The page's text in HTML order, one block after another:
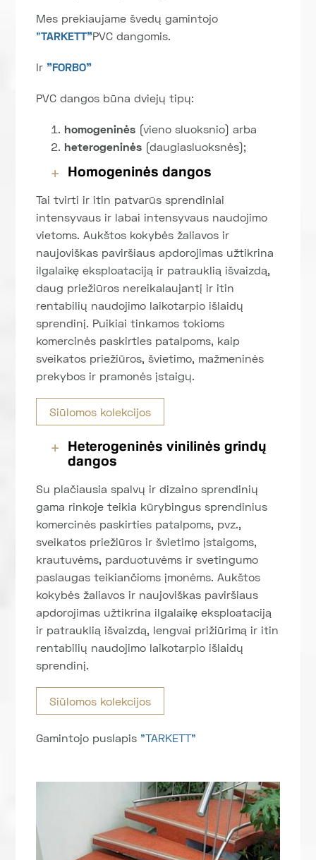
Mes prekiaujame švedų gamintojo
"TARKETT"PVC dangomis.
Ir "FORBO"
PVC dangos būna dviejų tipų:
homogeninės(vieno sluoksnio) arba
heterogeninės(daugiasluoksnės);
Homogeninės dangos
Tai tvirti ir itin patvarūs sprendiniai
intensyvaus ir labai intensyvaus naudojimo
vietoms. Aukštos kokybės žaliavos ir
naujoviškas paviršiaus apdorojimas užtikrina
ilgalaikę eksploataciją ir patrauklią išvaizdą,
daug priežiūros nereikalaujantį ir itin
rentabilių naudojimo laikotarpio išlaidų
sprendinį. Puikiai tinkamos tokioms
komercinės paskirties patalpoms, kaip
sveikatos priežiūros, švietimo, mažmeninės
prekybos ir pramonės įstaigų.
Siūlomos kolekcijos
Heterogeninės vinilinės grindų
dangos
Su plačiausia spalvų ir dizaino sprendinių
gama rinkoje teikia kūrybingus sprendinius
komercinės paskirties patalpoms, pvz.,
sveikatos priežiūros ir švietimo įstaigoms,
krautuvėms, parduotuvėms ir svetingumo
paslaugas teikiančioms įmonėms. Aukštos
kokybės žaliavos ir naujoviškas paviršiaus
apdorojimas užtikrina ilgalaikę eksploataciją
ir patrauklią išvaizdą, lengvai prižiūrimą ir itin
rentabilių naudojimo laikotarpio išlaidų
sprendinį.
Siūlomos kolekcijos
Gamintojo puslapis "TARKETT"